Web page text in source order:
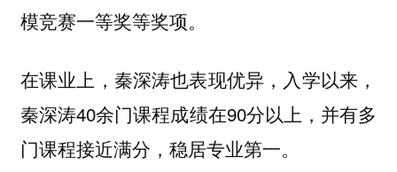
模竞赛一等奖等奖项。
在课业上，秦深涛也表现优异，入学以来，
秦深涛40余门课程成绩在90分以上，并有多
门课程接近满分，稳居专业第一。